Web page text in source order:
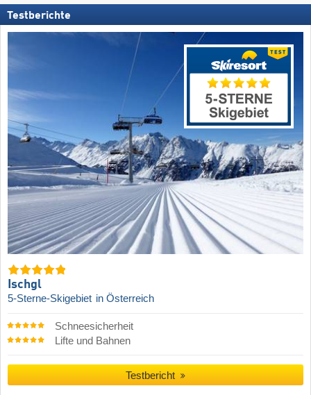
Testberichte
Ischgl
5-Sterne-Skigebiet in Österreich
Schneesicherheit
Lifte und Bahnen
Testbericht